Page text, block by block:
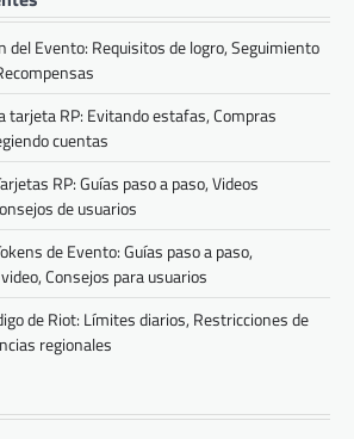
del Evento: Requisitos de logro, Seguimiento
tarjeta RP: Evitando estafas, Compras
cuentas
RP: Guías paso a paso, Videos
de usuarios
de Evento: Guías paso a paso,
Consejos para usuarios
de Riot: Límites diarios, Restricciones de
regionales